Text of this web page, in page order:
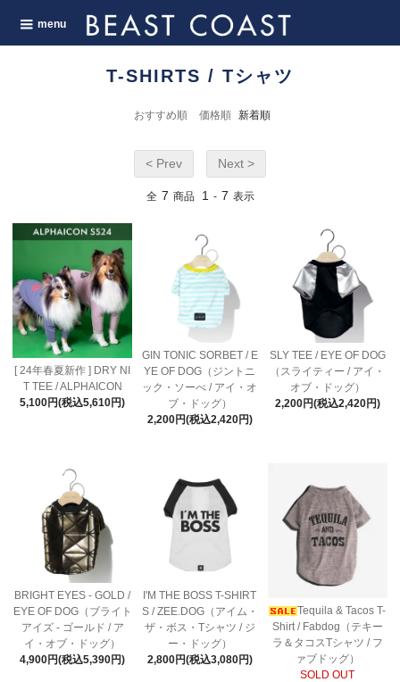
menu
T-SHIRTS / Tシャツ
おすすめ順 価格順 新着順
< Prev Next >
全 7 商品 1 - 7 表示
[ 24年春夏新作 ] DRY NI
T TEE / ALPHAICON
5,100円(税込5,610円)
GIN TONIC SORBET / E
YE OF DOG（ジントニ
ック・ソーべ / アイ・オ
ブ・ドッグ）
2,200円(税込2,420円)
SLY TEE / EYE OF DOG
（スライティー / アイ・
オブ・ドッグ）
2,200円(税込2,420円)
BRIGHT EYES - GOLD /
EYE OF DOG（ブライト
アイズ - ゴールド / ア
イ・オブ・ドッグ）
4,900円(税込5,390円)
I'M THE BOSS T-SHIRT
S / ZEE.DOG（アイム・
ザ・ボス・Tシャツ / ジ
ー・ドッグ）
2,800円(税込3,080円)
Tequila & Tacos T-
Shirt / Fabdog（テキー
ラ＆タコスTシャツ / フ
ァブドッグ）
SOLD OUT